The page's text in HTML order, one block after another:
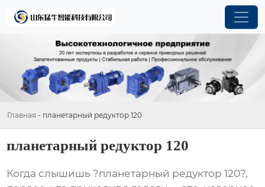
Главная - планетарный редуктор 120
планетарный редуктор 120
Когда слышишь ?планетарный редуктор 120?,